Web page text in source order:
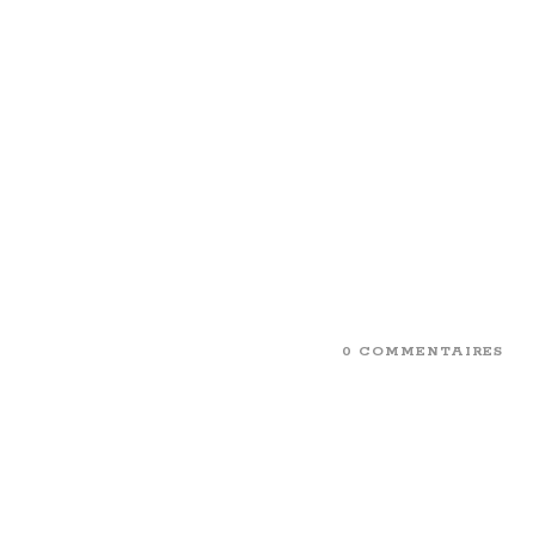
0 COMMENTAIRES